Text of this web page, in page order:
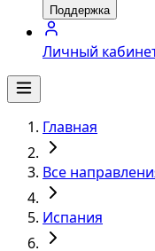
Поддержка
Личный
Главная
Все
Испания